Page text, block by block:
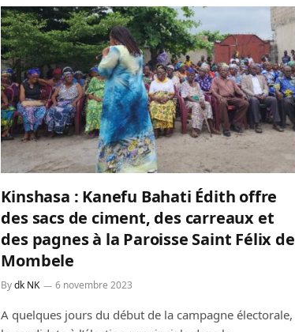
Kinshasa : Kanefu Bahati Édith offre
des sacs de ciment, des carreaux et
des pagnes à la Paroisse Saint Félix de
Mombele
By dk NK 6 novembre 2023
A quelques jours du début de la campagne électorale,